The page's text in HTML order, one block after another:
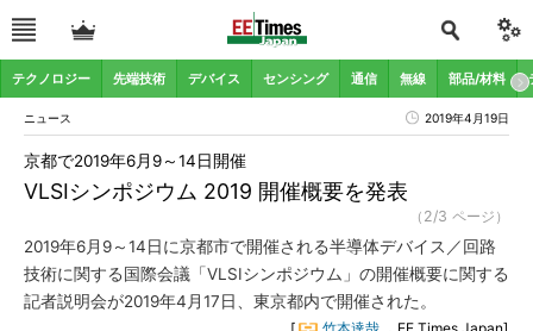
テクノロジー 先端技術 デバイス センシング 通信 無線 部品/材料
ニュース 2019年4月19日
VLSIシンポジウム 2019 開催概要を発表
京都で2019年6月9～14日開催
（2/3 ページ）
2019年6月9～14日に京都市で開催される半導体デバイス／回路
技術に関する国際会議「VLSIシンポジウム」の開催概要に関する
記者説明会が2019年4月17日、東京都内で開催された。